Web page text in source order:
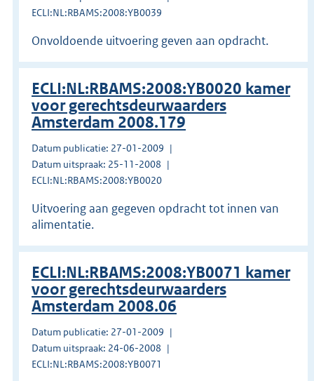
ECLI:NL:RBAMS:2008:YB0039
Onvoldoende uitvoering geven aan opdracht.
ECLI:NL:RBAMS:2008:YB0020 kamer
voor gerechtsdeurwaarders
Amsterdam 2008.179
Datum publicatie: 27-01-2009
Datum uitspraak: 25-11-2008
ECLI:NL:RBAMS:2008:YB0020
Uitvoering aan gegeven opdracht tot innen van
alimentatie.
ECLI:NL:RBAMS:2008:YB0071 kamer
voor gerechtsdeurwaarders
Amsterdam 2008.06
Datum publicatie: 27-01-2009
Datum uitspraak: 24-06-2008
ECLI:NL:RBAMS:2008:YB0071